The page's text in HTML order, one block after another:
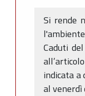
Si rende
Caduti
indicata a
al venerdì